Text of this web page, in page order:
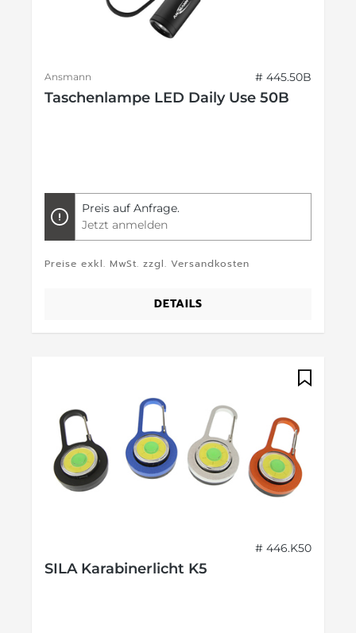
Ansmann # 445.50B
Taschenlampe LED Daily Use 50B
Preis auf Anfrage.
Jetzt anmelden
Preise exkl. MwSt. zzgl. Versandkosten
DETAILS
# 446.K50
SILA Karabinerlicht K5